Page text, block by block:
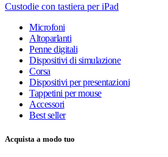
Custodie con tastiera per iPad
Microfoni
Altoparlanti
Penne digitali
Dispositivi di simulazione
Corsa
Dispositivi per presentazioni
Tappetini per mouse
Accessori
Best seller
Acquista a modo tuo